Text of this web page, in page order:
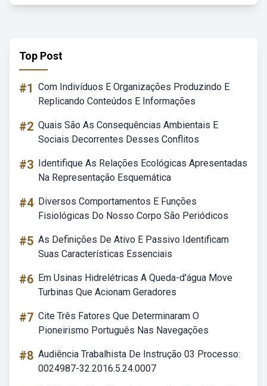
Top Post
#1 Com Indivíduos E Organizações Produzindo E
Replicando Conteúdos E Informações
#2 Quais São As Consequências Ambientais E
Sociais Decorrentes Desses Conflitos
#3 Identifique As Relações Ecológicas Apresentadas
Na Representação Esquemática
#4 Diversos Comportamentos E Funções
Fisiológicas Do Nosso Corpo São Periódicos
#5 As Definições De Ativo E Passivo Identificam
Suas Características Essenciais
#6 Em Usinas Hidrelétricas A Queda-d'água Move
Turbinas Que Acionam Geradores
#7 Cite Três Fatores Que Determinaram O
Pioneirismo Português Nas Navegações
#8 Audiência Trabalhista De Instrução 03 Processo:
0024987-32.2016.5.24.0007